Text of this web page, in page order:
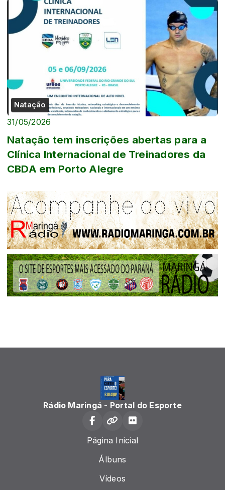
Natação
31/05/2026
Natação tem inscrições abertas para a
Clínica Internacional de Treinadores da
CBDA em Porto Alegre
Rádio Maringá - Portal do Esporte
Página Inicial
Álbuns
Vídeos